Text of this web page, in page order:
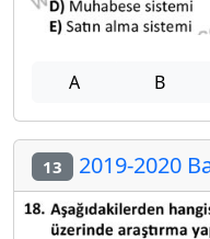
A B
13 2019-2020